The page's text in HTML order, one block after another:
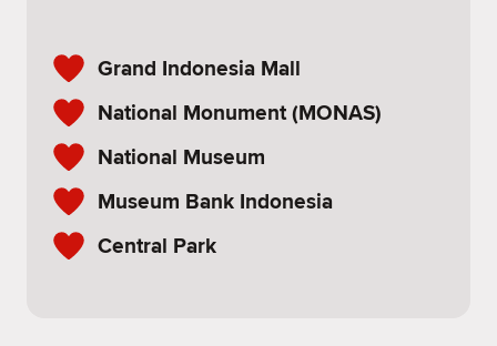
Grand Indonesia Mall
National Monument (MONAS)
National Museum
Museum Bank Indonesia
Central Park